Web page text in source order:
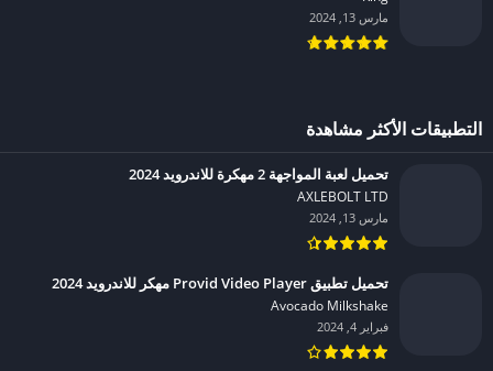
مارس 13, 2024
التطبيقات الأكثر مشاهدة
تحميل لعبة المواجهة 2 مهكرة للاندرويد 2024
AXLEBOLT LTD‏
مارس 13, 2024
تحميل تطبيق Provid Video Player مهكر للاندرويد 2024
Avocado Milkshake‏
فبراير 4, 2024